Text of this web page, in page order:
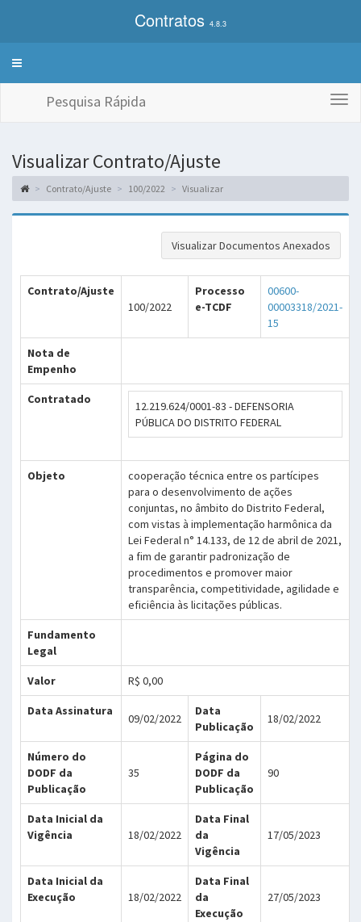
Contratos 4.8.3
Alterna
Pesquisa Rápida
Visualizar Contrato/Ajuste
Contrato/Ajuste 100/2022 Visualizar
Visualizar Documentos Anexados
Contrato/Ajuste
100/2022
Processo
e-TCDF
00600-
00003318/2021-
15
Nota de
Empenho
Contratado
12.219.624/0001-83 - DEFENSORIA
PÚBLICA DO DISTRITO FEDERAL
Objeto
cooperação técnica entre os partícipes
para o desenvolvimento de ações
conjuntas, no âmbito do Distrito Federal,
com vistas à implementação harmônica da
Lei Federal n° 14.133, de 12 de abril de 2021,
a fim de garantir padronização de
procedimentos e promover maior
transparência, competitividade, agilidade e
eficiência às licitações públicas.
Fundamento
Legal
Valor R$ 0,00
Data Assinatura
09/02/2022
Data
Publicação
18/02/2022
Número do
DODF da
Publicação
35
Página do
DODF da
Publicação
90
Data Inicial da
Vigência
18/02/2022
Data Final
da
Vigência
17/05/2023
Data Inicial da
Execução
18/02/2022
Data Final
da
Execução
27/05/2023